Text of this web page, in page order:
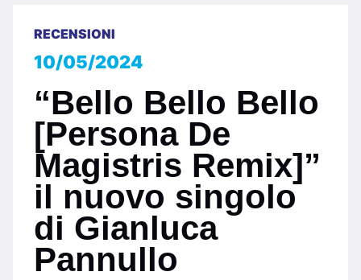
RECENSIONI
10/05/2024
“Bello Bello Bello
[Persona De
Magistris Remix]”
il nuovo singolo
di Gianluca
Pannullo